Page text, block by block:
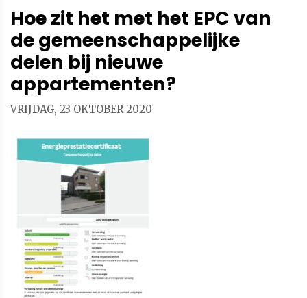
Hoe zit het met het EPC van
de gemeenschappelijke
delen bij nieuwe
appartementen?
VRIJDAG, 23 OKTOBER 2020